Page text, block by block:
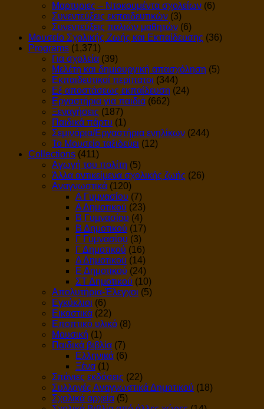
Μαρτυριες – Ντοκουμέντα σχολείων (6)
Συνεντεύξεις εκπαιδευτικών (3)
Συνεντεύξεις παλιών μαθητών (6)
Μουσείο Σχολικής Ζωής και Εκπαίδευσης (36)
Programs (1,371)
Για σχολεία (39)
Μελέτη και δημιουργική απασχόληση (5)
Εκπαιδευτικοί περίπατοι (344)
Εξ αποστάσεως εκπαίδευση (24)
Εργαστήρια για παιδιά (662)
Ξεναγήσεις (187)
Παιδικά πάρτυ (1)
Σεμινάρια/Εργαστήρια ενηλίκων (244)
Το Μουσείο ταξιδεύει (12)
Collections (411)
Αγωγή του πολίτη (5)
Άλλα αντικείμενα σχολικής ζωής (26)
Αναγνωστικά (120)
Α Γυμνασίου (7)
Α Δημοτικού (23)
Β Γυμνασίου (4)
Β Δημοτικού (17)
Γ Γυμνασίου (3)
Γ Δημοτικού (16)
Δ Δημοτικού (14)
Ε Δημοτικού (24)
ΣΤ Δημοτικού (10)
Απολυτήρια-Έλεγχοι (5)
Εγκύκλιοι (6)
Εικαστικά (22)
Εποπτικό υλικό (8)
Μουσική (1)
Παιδικά βιβλία (7)
Ελληνικά (6)
Ξένα (1)
Σπάνιες εκδόσεις (22)
Συλλογές Αναγνωστικά Δημοτικού (18)
Σχολικά αρχεία (5)